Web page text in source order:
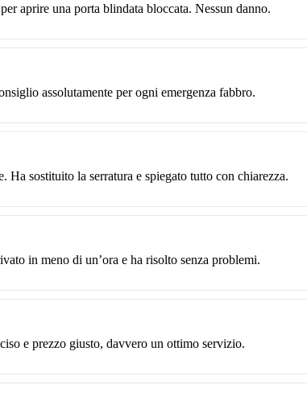
aprire una porta blindata bloccata. Nessun danno.
assolutamente per ogni emergenza fabbro.
sostituito la serratura e spiegato tutto con chiarezza.
in meno di un’ora e ha risolto senza problemi.
e prezzo giusto, davvero un ottimo servizio.